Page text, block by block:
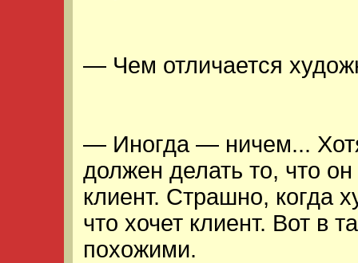
— Чем отличается
— Иногда — ничем...
должен делать то, что
клиент. Страшно, когда
что хочет клиент. Вот в
похожими.